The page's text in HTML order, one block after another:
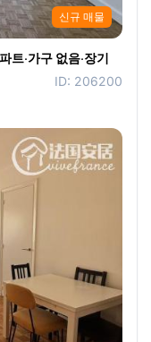
신규 매물
·가구 없음·장기
ID: 206200